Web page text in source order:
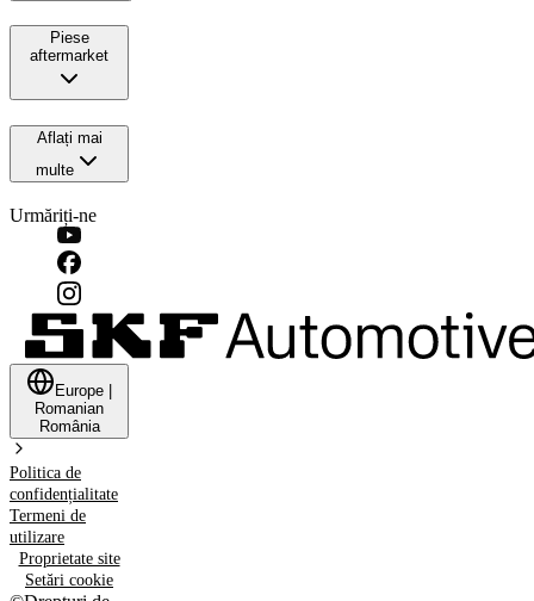
Piese
aftermarket
Aflați mai
multe
Urmăriți-ne
Europe
Romanian
România
Politica de
confidențialitate
Termeni de
utilizare
Proprietate site
Setări cookie